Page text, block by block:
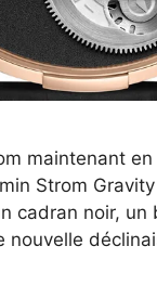
maintenant
Strom
cadran noir,
nouvelle